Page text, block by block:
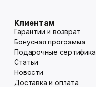
Клиентам
Гарантии и возврат
Бонусная программа
Подарочные
Статьи
Новости
Доставка и оплата